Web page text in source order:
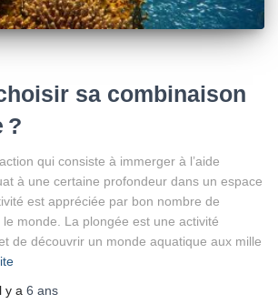
sa combinaison
?
qui consiste à immerger à l’aide
à une certaine profondeur dans un espace
est appréciée par bon nombre de
monde. La plongée est une activité
de découvrir un monde aquatique aux mille
y a 6 ans